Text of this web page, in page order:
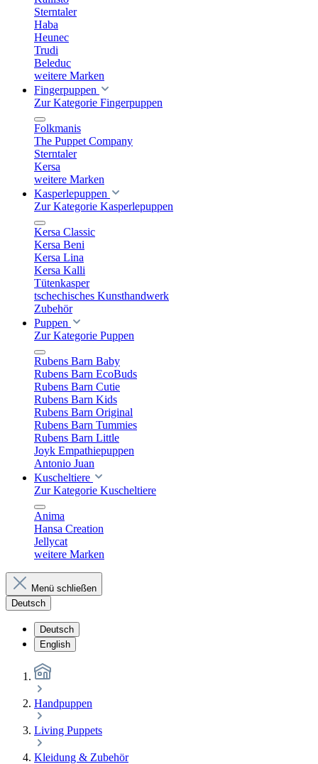
Sterntaler
Haba
Heunec
Trudi
Beleduc
weitere Marken
Fingerpuppen
Zur Kategorie Fingerpuppen
Folkmanis
The Puppet Company
Sterntaler
Kersa
weitere Marken
Kasperlepuppen
Zur Kategorie Kasperlepuppen
Kersa Classic
Kersa Beni
Kersa Lina
Kersa Kalli
Tütenkasper
tschechisches Kunsthandwerk
Zubehör
Puppen
Zur Kategorie Puppen
Rubens Barn Baby
Rubens Barn EcoBuds
Rubens Barn Cutie
Rubens Barn Kids
Rubens Barn Original
Rubens Barn Tummies
Rubens Barn Little
Joyk Empathiepuppen
Antonio Juan
Kuscheltiere
Zur Kategorie Kuscheltiere
Anima
Hansa Creation
Jellycat
weitere Marken
Menü schließen
Deutsch
Deutsch
English
Handpuppen
Living Puppets
Kleidung & Zubehör